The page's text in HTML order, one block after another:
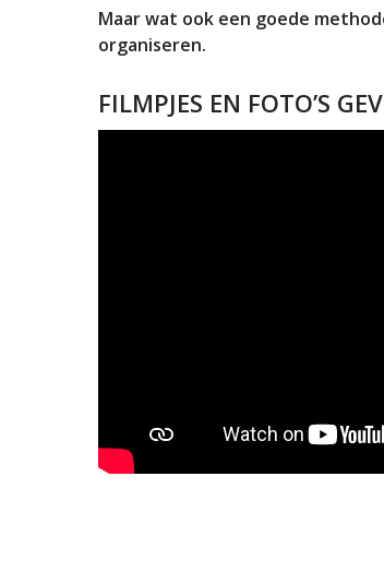
Maar wat ook een goede
organiseren.
FILMPJES EN FOTO’S